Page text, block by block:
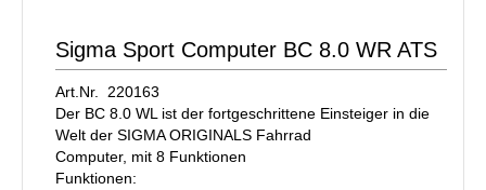
Sigma Sport Computer BC 8.0 WR ATS
Art.Nr. 220163
Der BC 8.0 WL ist der fortgeschrittene Einsteiger in die
Welt der SIGMA ORIGINALS Fahrrad
Computer, mit 8 Funktionen
Funktionen: